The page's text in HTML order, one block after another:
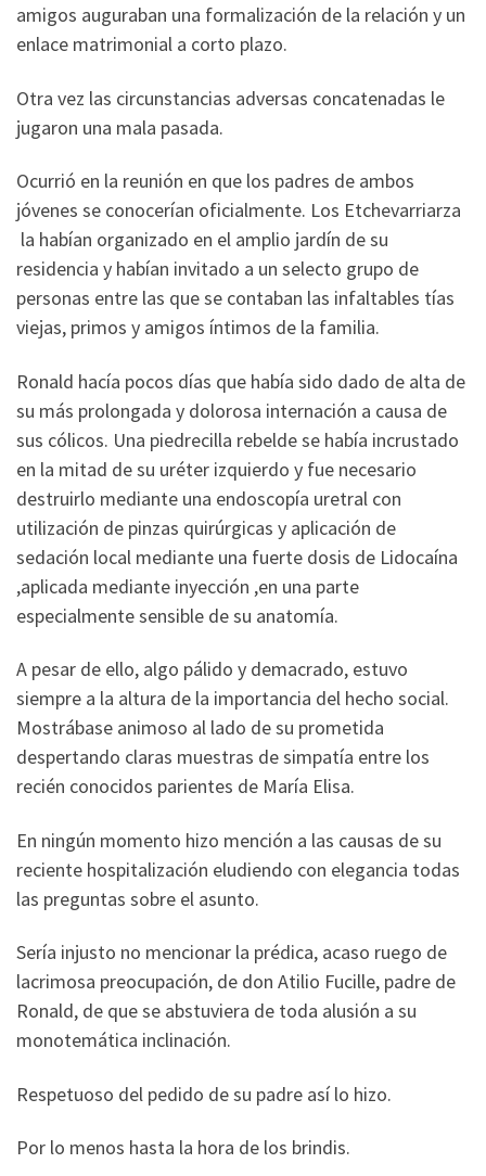
amigos auguraban una formalización de la relación y un
enlace matrimonial a corto plazo.
Otra vez las circunstancias adversas concatenadas le
jugaron una mala pasada.
Ocurrió en la reunión en que los padres de ambos
jóvenes se conocerían oficialmente. Los Etchevarriarza
la habían organizado en el amplio jardín de su
residencia y habían invitado a un selecto grupo de
personas entre las que se contaban las infaltables tías
viejas, primos y amigos íntimos de la familia.
Ronald hacía pocos días que había sido dado de alta de
su más prolongada y dolorosa internación a causa de
sus cólicos. Una piedrecilla rebelde se había incrustado
en la mitad de su uréter izquierdo y fue necesario
destruirlo mediante una endoscopía uretral con
utilización de pinzas quirúrgicas y aplicación de
sedación local mediante una fuerte dosis de Lidocaína
,aplicada mediante inyección ,en una parte
especialmente sensible de su anatomía.
A pesar de ello, algo pálido y demacrado, estuvo
siempre a la altura de la importancia del hecho social.
Mostrábase animoso al lado de su prometida
despertando claras muestras de simpatía entre los
recién conocidos parientes de María Elisa.
En ningún momento hizo mención a las causas de su
reciente hospitalización eludiendo con elegancia todas
las preguntas sobre el asunto.
Sería injusto no mencionar la prédica, acaso ruego de
lacrimosa preocupación, de don Atilio Fucille, padre de
Ronald, de que se abstuviera de toda alusión a su
monotemática inclinación.
Respetuoso del pedido de su padre así lo hizo.
Por lo menos hasta la hora de los brindis.